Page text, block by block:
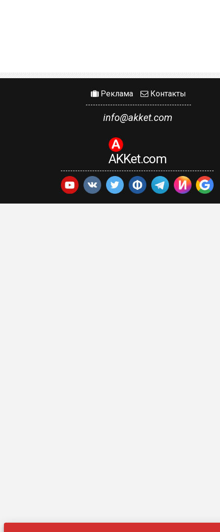
Реклама Контакты
info@akket.com
AKKet.com